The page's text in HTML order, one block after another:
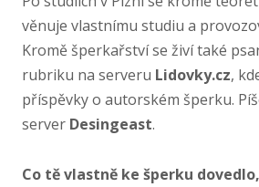
věnuje vlastnímu studiu a
Kromě šperkařství se živí také
rubriku na serveru Lidovky.cz,
příspěvky o autorském šperku.
server Desingeast.
Co tě vlastně ke šperku